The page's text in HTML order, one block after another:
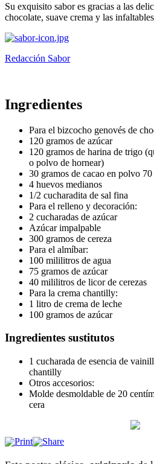
Su exquisito sabor es gracias a las
chocolate, suave crema y las
Redacción Sabor
Ingredientes
Para el bizcocho genovés de
120 gramos de azúcar
120 gramos de harina de trigo
o polvo de hornear)
30 gramos de cacao en polvo
4 huevos medianos
1/2 cucharadita de sal fina
Para el relleno y decoración:
2 cucharadas de azúcar
Azúcar impalpable
300 gramos de cereza
Para el almíbar:
100 mililitros de agua
75 gramos de azúcar
40 mililitros de licor de cerezas
Para la crema chantilly:
1 litro de crema de leche
100 gramos de azúcar
Ingredientes sustitutos
1 cucharada de esencia de
chantilly
Otros accesorios:
Molde desmoldable de 20
cera